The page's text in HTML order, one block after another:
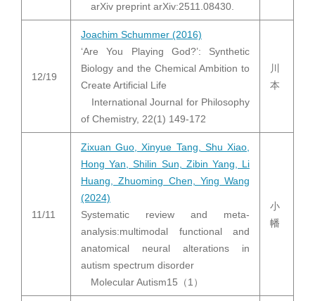
arXiv preprint arXiv:2511.08430.
12/19
Joachim Schummer (2016)
‘Are You Playing God?’: Synthetic
Biology and the Chemical Ambition to
Create Artificial Life
International Journal for Philosophy
of Chemistry, 22(1) 149-172
川
本
11/11
Zixuan Guo, Xinyue Tang, Shu Xiao,
Hong Yan, Shilin Sun, Zibin Yang, Li
Huang, Zhuoming Chen, Ying Wang
(2024)
Systematic review and meta-
analysis:multimodal functional and
anatomical neural alterations in
autism spectrum disorder
Molecular Autism15（1）
小
幡